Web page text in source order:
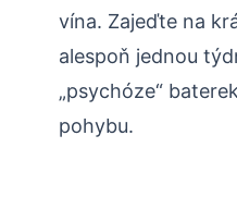
vína. Zajeďte na
alespoň jednou
„psychóze“
pohybu.